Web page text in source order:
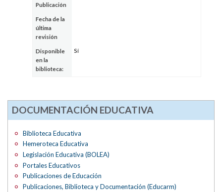
Publicación
Fecha de la
última
revisión
Disponible
en la
biblioteca:
Sí
DOCUMENTACIÓN EDUCATIVA
Biblioteca Educativa
Hemeroteca Educativa
Legislación Educativa (BOLEA)
Portales Educativos
Publicaciones de Educación
Publicaciones, Biblioteca y Documentación (Educarm)